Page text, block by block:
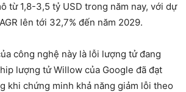
từ 1,8-3,5 tỷ USD trong năm nay, với dự
lên tới 32,7% đến năm 2029.
công nghệ này là lỗi lượng tử đang
lượng tử Willow của Google đã đạt
khi chứng minh khả năng giảm lỗi theo